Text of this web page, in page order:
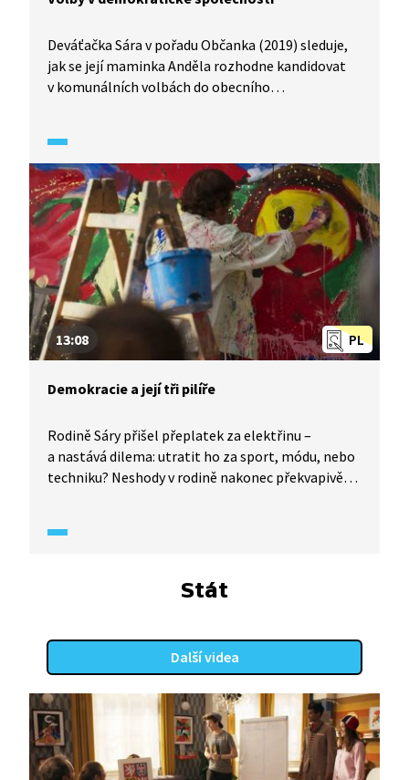
Deváťačka Sára v pořadu Občanka (2019) sleduje,
jak se její maminka Anděla rozhodne kandidovat
v komunálních volbách do obecního
spot. Společně s dalšími členy rodiny přibližují
typy voleb a jejich fungování v Česku a význam
svobodných voleb jako jednoho ze základních
pilířů demokracie.
PL
13:08
Demokracie a její tři pilíře
Rodině Sáry přišel přeplatek za elektřinu –
a nastává dilema: utratit ho za sport, módu, nebo
techniku? Neshody v rodině nakonec překvapivě
jeden bez ohledu na ostatní. Video ze seriálu
formou přibližuje tři pilíře demokracie:
zákonodárnou moc (parlament), výkonnou moc
Stát
Další videa